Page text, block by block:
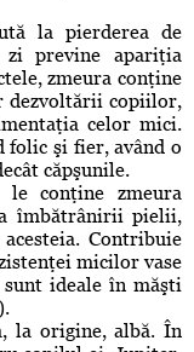
la pierderea de
previne apariţia
zmeura conţine
dezvoltării copiilor,
celor mici.
folic şi fier, având o
căpşunile.
le conţine zmeura
îmbătrânirii pielii,
Contribuie
micilor vase
sunt ideale în măşti
la origine, albă. În